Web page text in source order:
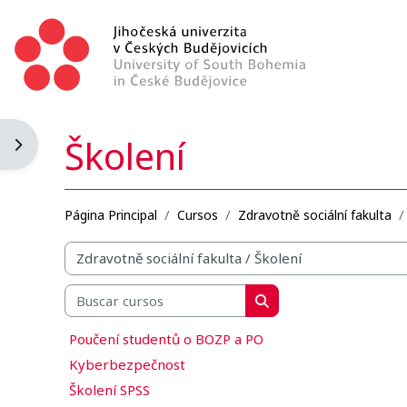
Abrir cajón de bloques
Školení
Página Principal Cursos Zdravotně sociální fakulta
Categorías
Buscar cursos
Buscar cursos
Poučení studentů o BOZP a PO
Kyberbezpečnost
Školení SPSS